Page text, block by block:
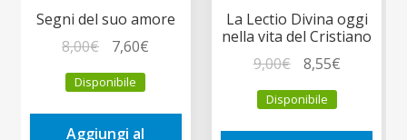
Segni del suo amore
8,00€
prezzo
originale
era:
7,60€
è:
Disponibile
Aggiungi al
La Lectio Divina oggi
nella vita del Cristiano
9,00€
prezzo
originale
era:
8,55€Il
è:
Disponibile